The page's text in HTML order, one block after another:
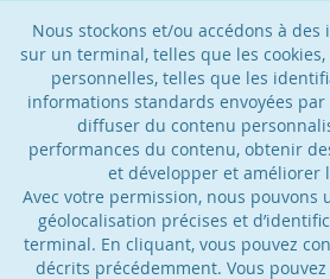
Nous stockons et/ou accédons à
sur un terminal, telles que les
personnelles, telles que les
informations standards envoyées
diffuser du contenu
performances du contenu, obtenir
et développer et améliorer
Avec votre permission, nous pouvons
géolocalisation précises et
terminal. En cliquant, vous pouvez
décrits précédemment. Vous